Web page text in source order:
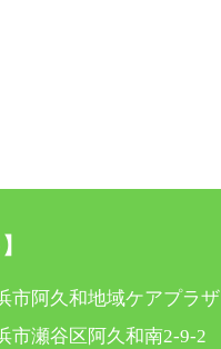
阿久和地域ケアプラザ
瀬谷区阿久和南2-9-2